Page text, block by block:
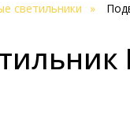
светильники